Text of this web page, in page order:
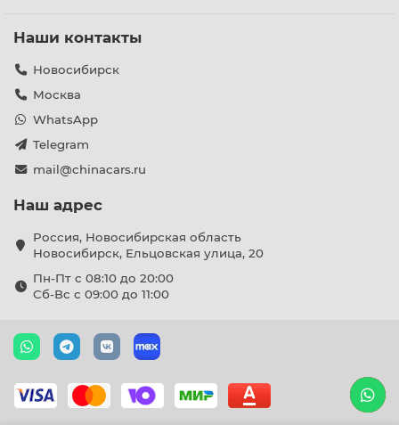
Наши контакты
Новосибирск
Москва
WhatsApp
Telegram
mail@chinacars.ru
Наш адрес
Россия, Новосибирская область
Новосибирск, Ельцовская улица, 20
Пн-Пт с 08:10 до 20:00
Сб-Вс с 09:00 до 11:00